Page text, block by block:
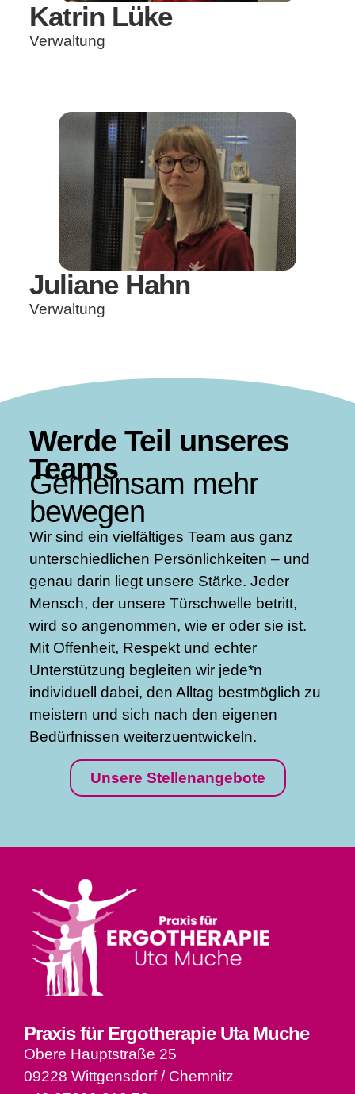
Katrin Lüke
Verwaltung
Juliane Hahn
Verwaltung
Werde Teil unseres
Teams
Gemeinsam mehr
bewegen
Wir sind ein vielfältiges Team aus ganz
unterschiedlichen Persönlichkeiten – und
genau darin liegt unsere Stärke. Jeder
Mensch, der unsere Türschwelle betritt,
wird so angenommen, wie er oder sie ist.
Mit Offenheit, Respekt und echter
Unterstützung begleiten wir jede*n
individuell dabei, den Alltag bestmöglich zu
meistern und sich nach den eigenen
Bedürfnissen weiterzuentwickeln.
Unsere Stellenangebote
Praxis für Ergotherapie Uta Muche
Obere Hauptstraße 25
09228 Wittgensdorf / Chemnitz